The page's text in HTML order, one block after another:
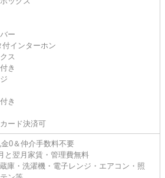
ー
インターホン
ス
き
き
ード決済可
0＆仲介手数料不要
と翌月家賃・管理費無料
庫・洗濯機・電子レンジ・エアコン・照